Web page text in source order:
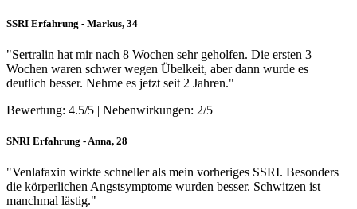
SSRI Erfahrung - Markus, 34
"Sertralin hat mir nach 8 Wochen sehr geholfen. Die ersten 3
Wochen waren schwer wegen Übelkeit, aber dann wurde es
deutlich besser. Nehme es jetzt seit 2 Jahren."
Bewertung: 4.5/5 | Nebenwirkungen: 2/5
SNRI Erfahrung - Anna, 28
"Venlafaxin wirkte schneller als mein vorheriges SSRI. Besonders
die körperlichen Angstsymptome wurden besser. Schwitzen ist
manchmal lästig."